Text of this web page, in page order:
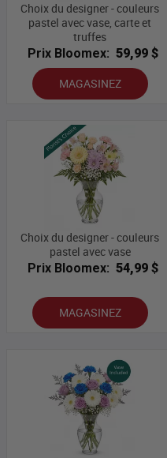
Choix du designer - couleurs
pastel avec vase, carte et
truffes
Prix Bloomex: 59,99 $
MAGASINEZ
Choix du designer - couleurs
pastel avec vase
Prix Bloomex: 54,99 $
MAGASINEZ